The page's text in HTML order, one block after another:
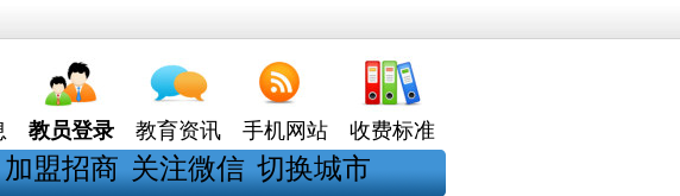
教员登录 教育资讯 手机网站 收费标准
加盟招商 关注微信 切换城市